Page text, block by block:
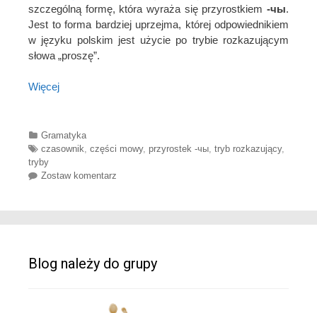
szczególną formę, która wyraża się przyrostkiem -чы.
Jest to forma bardziej uprzejma, której odpowiednikiem
w języku polskim jest użycie po trybie rozkazującym
słowa „proszę”.
Więcej
Categories
Gramatyka
Tags
czasownik, części mowy, przyrostek -чы, tryb rozkazujący,
tryby
Zostaw komentarz
Blog należy do grupy